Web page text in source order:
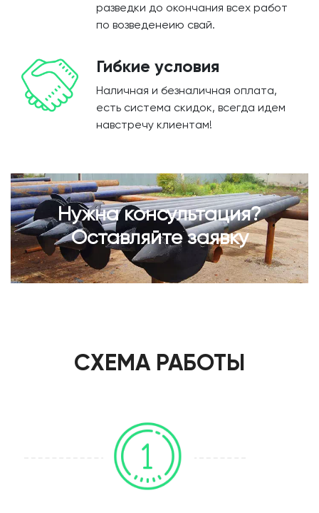
разведки до окончания всех работ
по возведенеию свай.
Гибкие условия
Наличная и безналичная оплата,
есть система скидок, всегда идем
навстречу клиентам!
Нужна консультация?
Оставляйте заявку
СХЕМА РАБОТЫ